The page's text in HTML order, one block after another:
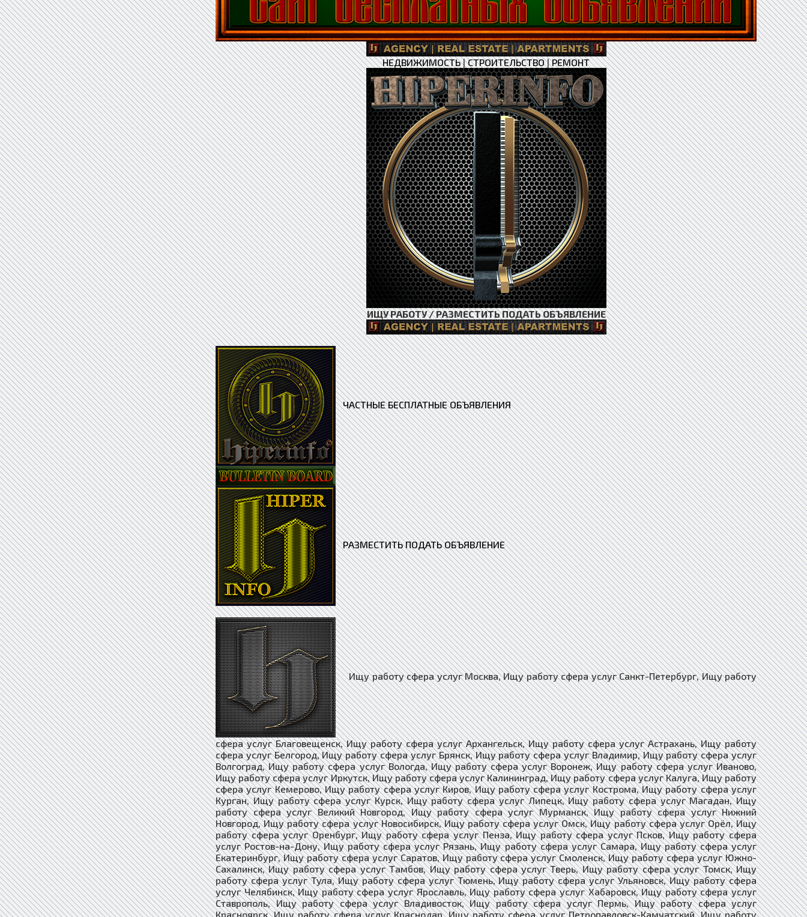
НЕДВИЖИМОСТЬ|СТРОИТЕЛЬСТВО|РЕМОНТ
ИЩУ РАБОТУ / РАЗМЕСТИТЬ ПОДАТЬ ОБЪЯВЛЕНИЕ
ЧАСТНЫЕ БЕСПЛАТНЫЕ ОБЪЯВЛЕНИЯ
РАЗМЕСТИТЬ ПОДАТЬ ОБЪЯВЛЕНИЕ
Ищу работу сфера услуг Москва, Ищу работу сфера услуг Санкт-Петербург, Ищу работу
сфера услуг Благовещенск, Ищу работу сфера услуг Архангельск, Ищу работу сфера услуг Астрахань, Ищу работу
сфера услуг Белгород, Ищу работу сфера услуг Брянск, Ищу работу сфера услуг Владимир, Ищу работу сфера услуг
Волгоград, Ищу работу сфера услуг Вологда, Ищу работу сфера услуг Воронеж, Ищу работу сфера услуг Иваново,
Ищу работу сфера услуг Иркутск, Ищу работу сфера услуг Калининград, Ищу работу сфера услуг Калуга, Ищу работу
сфера услуг Кемерово, Ищу работу сфера услуг Киров, Ищу работу сфера услуг Кострома, Ищу работу сфера услуг
Курган, Ищу работу сфера услуг Курск, Ищу работу сфера услуг Липецк, Ищу работу сфера услуг Магадан, Ищу
работу сфера услуг Великий Новгород, Ищу работу сфера услуг Мурманск, Ищу работу сфера услуг Нижний
Новгород, Ищу работу сфера услуг Новосибирск, Ищу работу сфера услуг Омск, Ищу работу сфера услуг Орёл, Ищу
работу сфера услуг Оренбург, Ищу работу сфера услуг Пенза, Ищу работу сфера услуг Псков, Ищу работу сфера
услуг Ростов-на-Дону, Ищу работу сфера услуг Рязань, Ищу работу сфера услуг Самара, Ищу работу сфера услуг
Екатеринбург, Ищу работу сфера услуг Саратов, Ищу работу сфера услуг Смоленск, Ищу работу сфера услуг Южно-
Сахалинск, Ищу работу сфера услуг Тамбов, Ищу работу сфера услуг Тверь, Ищу работу сфера услуг Томск, Ищу
работу сфера услуг Тула, Ищу работу сфера услуг Тюмень, Ищу работу сфера услуг Ульяновск, Ищу работу сфера
услуг Челябинск, Ищу работу сфера услуг Ярославль, Ищу работу сфера услуг Хабаровск, Ищу работу сфера услуг
Ставрополь, Ищу работу сфера услуг Владивосток, Ищу работу сфера услуг Пермь, Ищу работу сфера услуг
Красноярск, Ищу работу сфера услуг Краснодар, Ищу работу сфера услуг Петропавловск-Камчатский, Ищу работу